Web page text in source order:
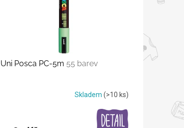
Uni Posca PC-5m 55 barev
Skladem (>10 ks)